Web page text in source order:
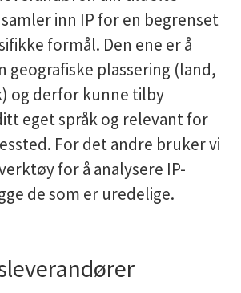
inn IP for en begrenset
formål. Den ene er å
geografiske plassering (land,
og derfor kunne tilby
eget språk og relevant for
For det andre bruker vi
for å analysere IP-
de som er uredelige.